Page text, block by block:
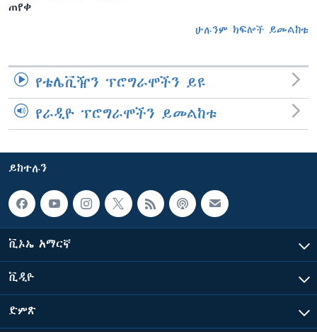
ጠየቀ
ሁሉንም ክፍሎች ይመልከቱ
የቴሌቪዥን ፕሮግራሞችን ይዩ
የራዲዮ ፕሮግራሞችን ይመልከቱ
ይከተሉን
ቪኦኤ አማርኛ
ቪዲዮ
ድምጽ